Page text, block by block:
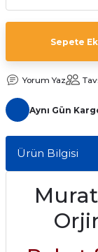
Sepete
Yorum Yaz
Aynı Gün
Ürün Bilgisi